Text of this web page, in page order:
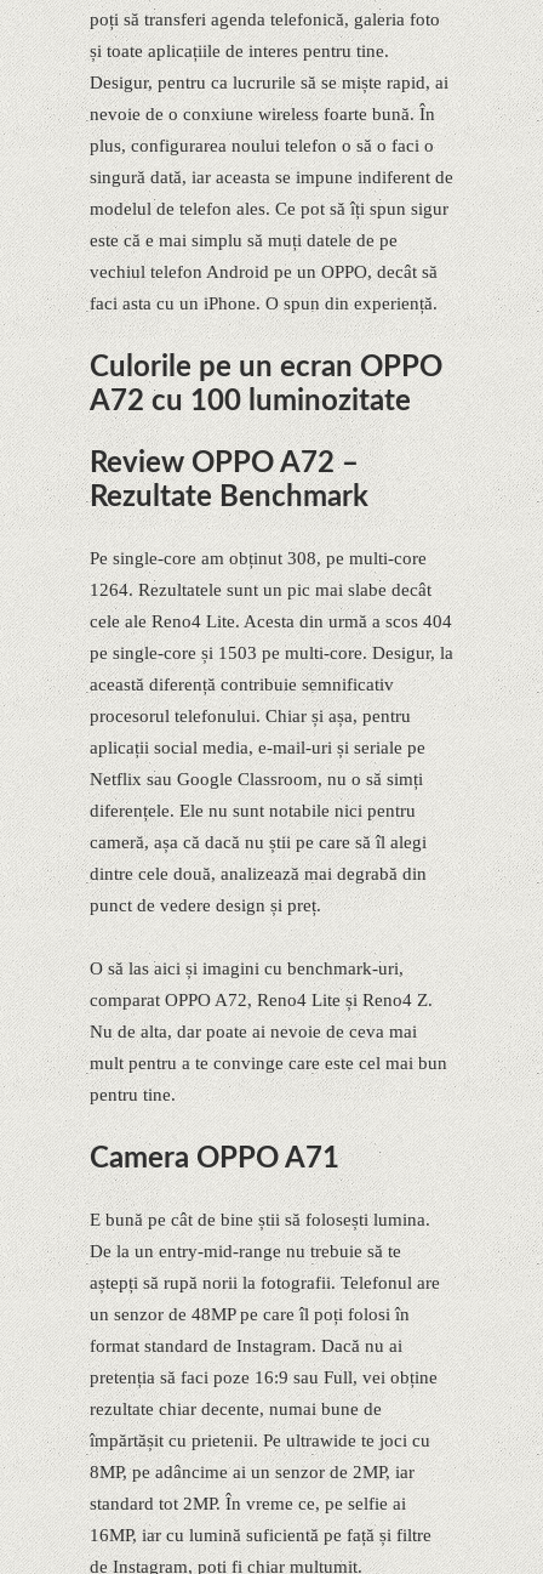
poți să transferi agenda telefonică, galeria foto
și toate aplicațiile de interes pentru tine.
Desigur, pentru ca lucrurile să se miște rapid, ai
nevoie de o conxiune wireless foarte bună. În
plus, configurarea noului telefon o să o faci o
singură dată, iar aceasta se impune indiferent de
modelul de telefon ales. Ce pot să îți spun sigur
este că e mai simplu să muți datele de pe
vechiul telefon Android pe un OPPO, decât să
faci asta cu un iPhone. O spun din experiență.
Culorile pe un ecran OPPO
A72 cu 100 luminozitate
Review OPPO A72 –
Rezultate Benchmark
Pe single-core am obținut 308, pe multi-core
1264. Rezultatele sunt un pic mai slabe decât
cele ale Reno4 Lite. Acesta din urmă a scos 404
pe single-core și 1503 pe multi-core. Desigur, la
această diferență contribuie semnificativ
procesorul telefonului. Chiar și așa, pentru
aplicații social media, e-mail-uri și seriale pe
Netflix sau Google Classroom, nu o să simți
diferențele. Ele nu sunt notabile nici pentru
cameră, așa că dacă nu știi pe care să îl alegi
dintre cele două, analizează mai degrabă din
punct de vedere design și preț.
O să las aici și imagini cu benchmark-uri,
comparat OPPO A72, Reno4 Lite și Reno4 Z.
Nu de alta, dar poate ai nevoie de ceva mai
mult pentru a te convinge care este cel mai bun
pentru tine.
Camera OPPO A71
E bună pe cât de bine știi să folosești lumina.
De la un entry-mid-range nu trebuie să te
aștepți să rupă norii la fotografii. Telefonul are
un senzor de 48MP pe care îl poți folosi în
format standard de Instagram. Dacă nu ai
pretenția să faci poze 16:9 sau Full, vei obține
rezultate chiar decente, numai bune de
împărtășit cu prietenii. Pe ultrawide te joci cu
8MP, pe adâncime ai un senzor de 2MP, iar
standard tot 2MP. În vreme ce, pe selfie ai
16MP, iar cu lumină suficientă pe față și filtre
de Instagram, poți fi chiar mulțumit.